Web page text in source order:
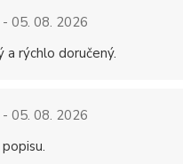
- 05. 08. 2026
a rýchlo doručený.
- 05. 08. 2026